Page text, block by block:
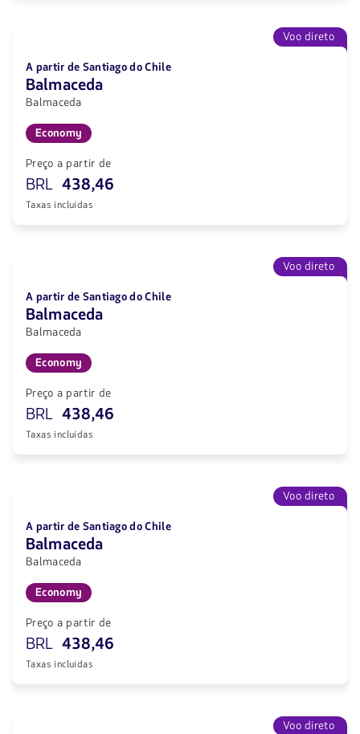
Voo direto
A partir de Santiago do Chile
Balmaceda
Balmaceda
Economy
Preço a partir de
BRL 438,46
Taxas incluídas
Voo direto
A partir de Santiago do Chile
Balmaceda
Balmaceda
Economy
Preço a partir de
BRL 438,46
Taxas incluídas
Voo direto
A partir de Santiago do Chile
Balmaceda
Balmaceda
Economy
Preço a partir de
BRL 438,46
Taxas incluídas
Voo direto